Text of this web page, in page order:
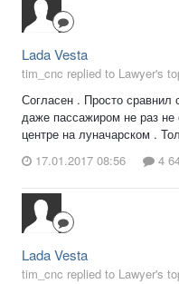
Lada Vesta
tim_cnc replied to Lawyer's
Согласен . Просто
даже пассажиром не раз
центре на луначарском .
17.01.2017 08:56
4
Lada Vesta
tim_cnc replied to Lawyer's